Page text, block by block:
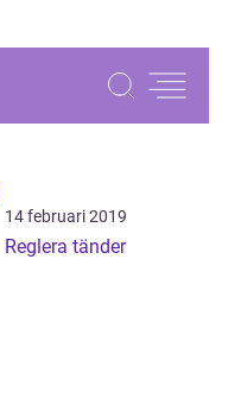
14 februari 2019
Reglera tänder